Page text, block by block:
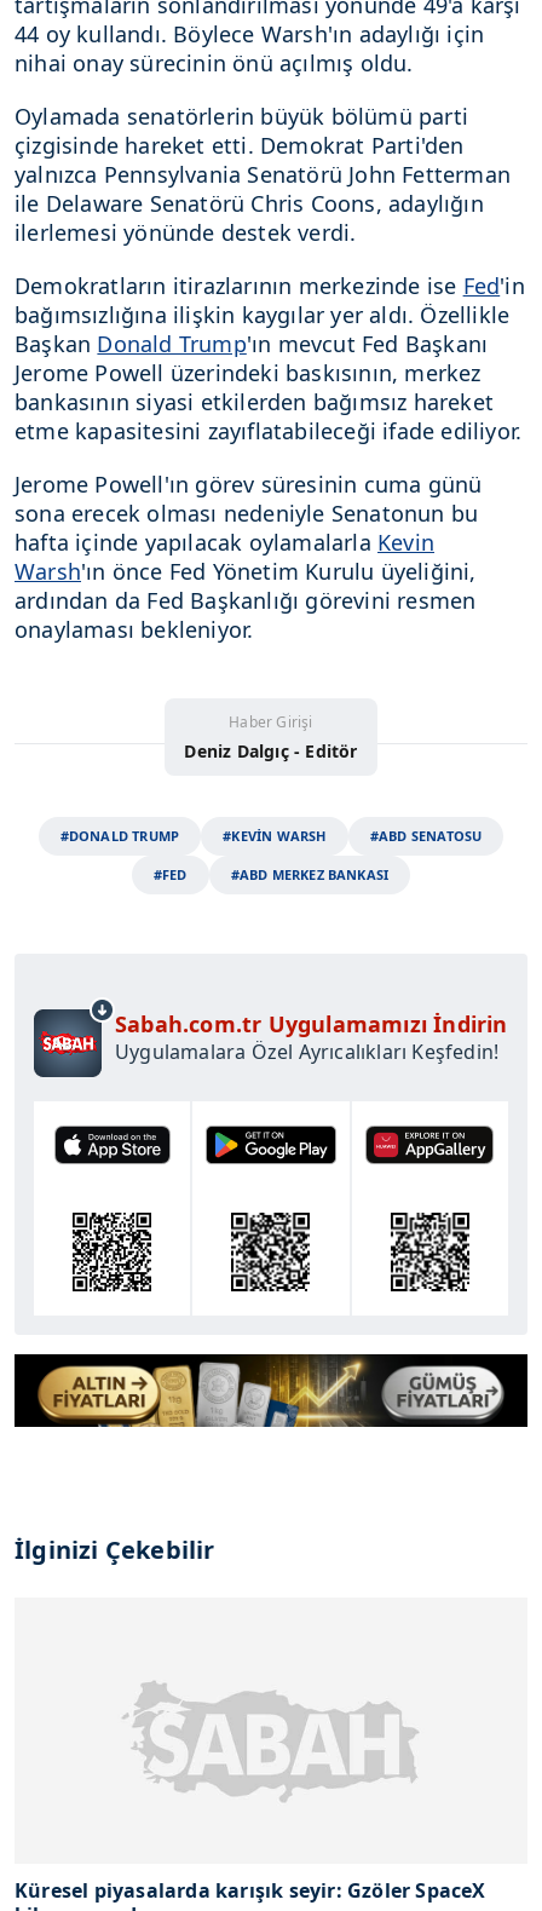
44 oy kullandı. Böylece Warsh'ın adaylığı için
nihai onay sürecinin önü açılmış oldu.
Oylamada senatörlerin büyük bölümü parti
çizgisinde hareket etti. Demokrat Parti'den
yalnızca Pennsylvania Senatörü John Fetterman
ile Delaware Senatörü Chris Coons, adaylığın
ilerlemesi yönünde destek verdi.
Demokratların itirazlarının merkezinde ise Fed'in
bağımsızlığına ilişkin kaygılar yer aldı. Özellikle
Başkan Donald Trump'ın mevcut Fed Başkanı
Jerome Powell üzerindeki baskısının, merkez
bankasının siyasi etkilerden bağımsız hareket
etme kapasitesini zayıflatabileceği ifade ediliyor.
Jerome Powell'ın görev süresinin cuma günü
sona erecek olması nedeniyle Senatonun bu
hafta içinde yapılacak oylamalarla Kevin
Warsh'ın önce Fed Yönetim Kurulu üyeliğini,
ardından da Fed Başkanlığı görevini resmen
onaylaması bekleniyor.
Haber Girişi
Deniz Dalgıç - Editör
#DONALD TRUMP #KEVİN WARSH #ABD SENATOSU
#FED #ABD MERKEZ BANKASI
Sabah.com.tr Uygulamamızı İndirin
Uygulamalara Özel Ayrıcalıkları Keşfedin!
İlginizi Çekebilir
Küresel piyasalarda karışık seyir: Gzöler SpaceX